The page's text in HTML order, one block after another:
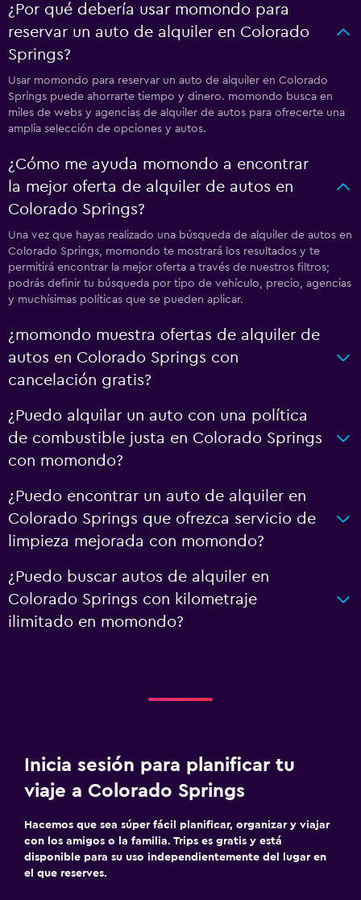
¿Por qué debería usar momondo para
reservar un auto de alquiler en Colorado
Springs?
Usar momondo para reservar un auto de alquiler en Colorado
Springs puede ahorrarte tiempo y dinero. momondo busca en
miles de webs y agencias de alquiler de autos para ofrecerte una
amplia selección de opciones y autos.
¿Cómo me ayuda momondo a encontrar
la mejor oferta de alquiler de autos en
Colorado Springs?
Una vez que hayas realizado una búsqueda de alquiler de autos en
Colorado Springs, momondo te mostrará los resultados y te
permitirá encontrar la mejor oferta a través de nuestros filtros;
podrás definir tu búsqueda por tipo de vehículo, precio, agencias
y muchísimas políticas que se pueden aplicar.
¿momondo muestra ofertas de alquiler de
autos en Colorado Springs con
cancelación gratis?
¿Puedo alquilar un auto con una política
de combustible justa en Colorado Springs
con momondo?
¿Puedo encontrar un auto de alquiler en
Colorado Springs que ofrezca servicio de
limpieza mejorada con momondo?
¿Puedo buscar autos de alquiler en
Colorado Springs con kilometraje
ilimitado en momondo?
Inicia sesión para planificar tu
viaje a Colorado Springs
Hacemos que sea súper fácil planificar, organizar y viajar
con los amigos o la familia. Trips es gratis y está
disponible para su uso independientemente del lugar en
el que reserves.